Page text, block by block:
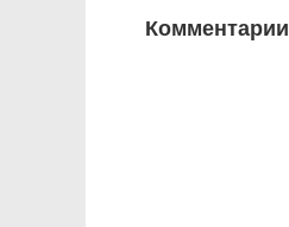
Комментарии